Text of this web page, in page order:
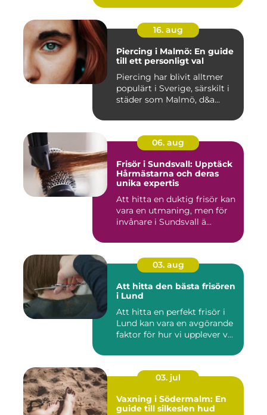
16. aug
Piercing i Malmö: En guide
till ett personligt val
Piercing har blivit alltmer
populärt i Sverige, särskilt i
städer som Malmö, d&a...
06. aug
Frisör i Sundsvall: Upptäck
Hårmästarna och deras
unika expertis
Att hitta en duktig frisör kan
vara en utmaning, men för
invånare i Sundsvall ä...
03. aug
Att hitta den bästa frisören
i Lund
Att hitta en perfekt frisör i
Lund kan vara en avgörande
faktor för hur vi upplever v...
03. jul
Vaxning i Södermalm: En
guide till silkeslen hud